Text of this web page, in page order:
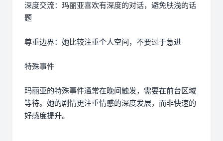
深度交流：玛丽亚喜欢有深度的对话，避免肤浅的话
题
尊重边界：她比较注重个人空间，不要过于急进
特殊事件
玛丽亚的特殊事件通常在晚间触发，需要在前台区域
等待。她的剧情更注重情感的深度发展，而非快速的
好感度提升。